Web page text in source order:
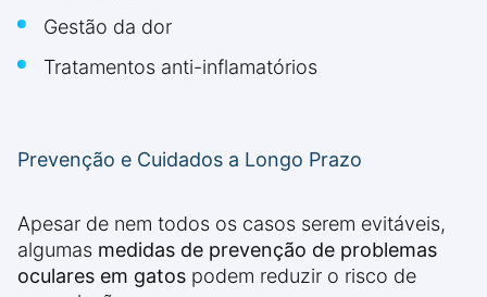
Gestão da dor
Tratamentos anti-inflamatórios
Prevenção e Cuidados a Longo Prazo
Apesar de nem todos os casos serem evitáveis,
algumas medidas de prevenção de problemas
oculares em gatos podem reduzir o risco de